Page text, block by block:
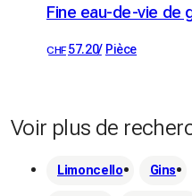
l’autorisation d’acquérir
choisissons d’installer
CHF 57.20/ Pièce
Voir plus de
Limoncello Gins